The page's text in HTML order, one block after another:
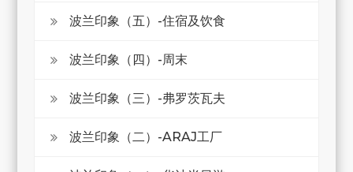
波兰印象（五）-住宿及饮食
波兰印象（四）-周末
波兰印象（三）-弗罗茨瓦夫
波兰印象（二）-ARAJ工厂